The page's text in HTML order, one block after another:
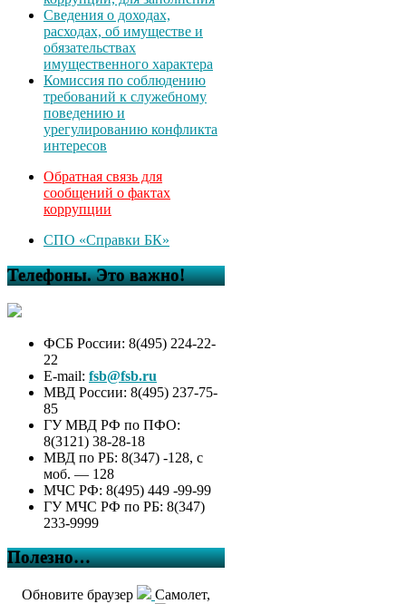
Сведения о доходах,
расходах, об имуществе и
обязательствах
имущественного характера
Комиссия по соблюдению
требований к служебному
поведению и
урегулированию конфликта
интересов
Обратная связь для
сообщений о фактах
коррупции
СПО «Справки БК»
Телефоны. Это важно!
ФСБ России: 8(495) 224-22-
22
E-mail: fsb@fsb.ru
МВД России: 8(495) 237-75-
85
ГУ МВД РФ по ПФО:
8(3121) 38-28-18
МВД по РБ: 8(347) -128, с
моб. — 128
МЧС РФ: 8(495) 449 -99-99
ГУ МЧС РФ по РБ: 8(347)
233-9999
Полезно…
Обновите браузер
Самолет,